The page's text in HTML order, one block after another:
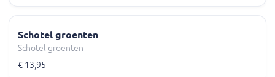
Schotel groenten
Schotel groenten
€ 13,95